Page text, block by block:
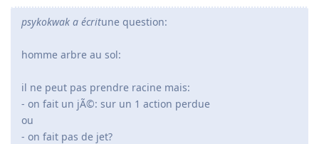
psykokwak a écritune question:
homme arbre au sol:
il ne peut pas prendre racine mais:
- on fait un jÃ©: sur un 1 action perdue
ou
- on fait pas de jet?